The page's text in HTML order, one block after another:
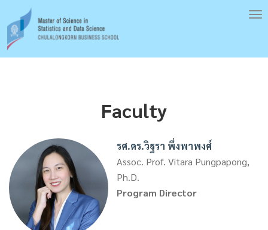
main
content
Faculty
รศ.ดร.วิฐรา พึ่งพาพงศ์
Assoc. Prof. Vitara Pungpapong,
Ph.D.
Program Director